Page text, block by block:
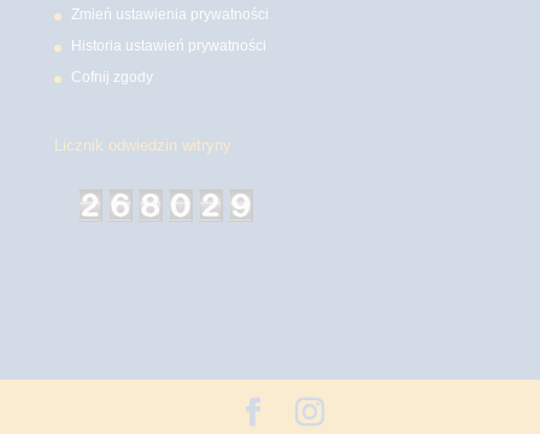
Zmień ustawienia prywatności
Historia ustawień prywatności
Cofnij zgody
Licznik odwiedzin witryny